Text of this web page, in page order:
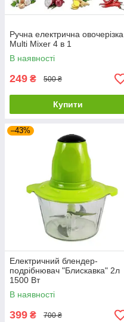
Ручна електрична овочерізка
Multi Mixer 4 в 1
В наявності
249 ₴ 500 ₴
Купити
–43%
Електричний блендер-
подрібнювач "Блискавка" 2л
1500 Вт
В наявності
399 ₴ 700 ₴